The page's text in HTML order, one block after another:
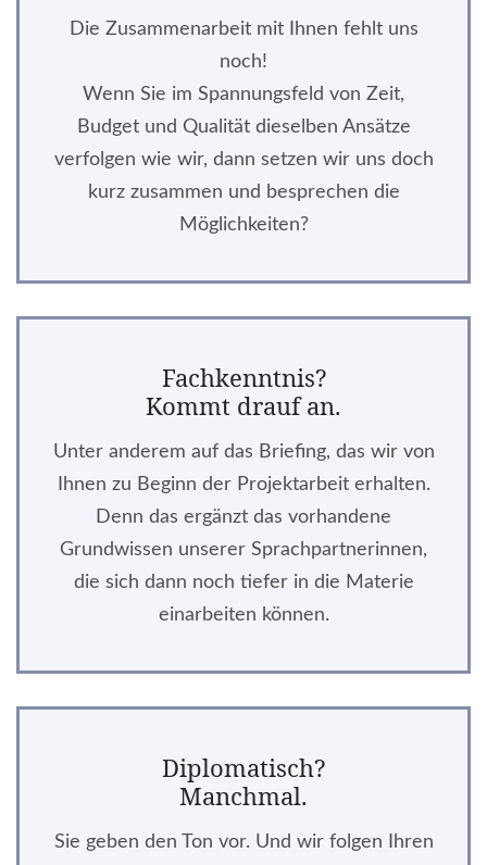
Die Zusammenarbeit mit Ihnen fehlt uns
noch!
Wenn Sie im Spannungsfeld von Zeit,
Budget und Qualität dieselben Ansätze
verfolgen wie wir, dann setzen wir uns doch
kurz zusammen und besprechen die
Möglichkeiten?
Fachkenntnis?
Kommt drauf an.
Unter anderem auf das Briefing, das wir von
Ihnen zu Beginn der Projektarbeit erhalten.
Denn das ergänzt das vorhandene
Grundwissen unserer Sprachpartnerinnen,
die sich dann noch tiefer in die Materie
einarbeiten können.
Diplomatisch?
Manchmal.
Sie geben den Ton vor. Und wir folgen Ihren